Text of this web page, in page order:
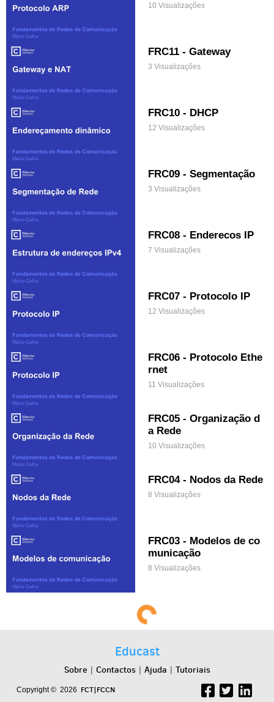
10 Visualizações
FRC11 - Gateway
3 Visualizações
FRC10 - DHCP
12 Visualizações
FRC09 - Segmentação
3 Visualizações
FRC08 - Enderecos IP
7 Visualizações
FRC07 - Protocolo IP
12 Visualizações
FRC06 - Protocolo Ethe
rnet
11 Visualizações
FRC05 - Organização d
a Rede
10 Visualizações
FRC04 - Nodos da Rede
8 Visualizações
FRC03 - Modelos de co
municação
8 Visualizações
FRC02 - O que são Red
es
r Redes